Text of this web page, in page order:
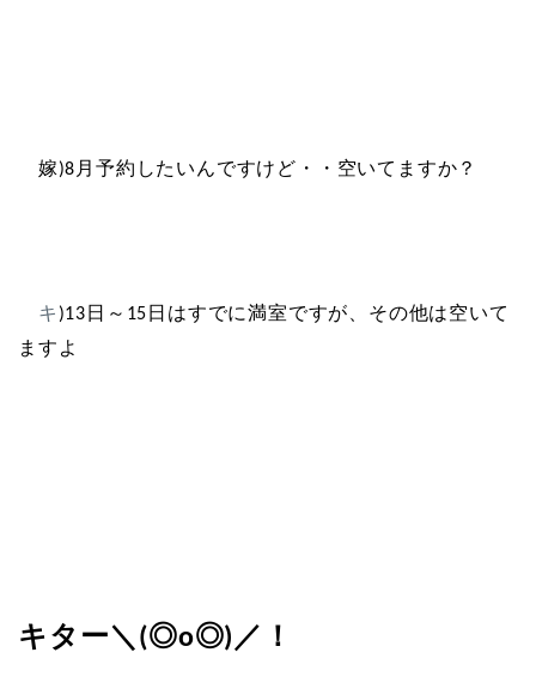
嫁)8 月予約したいんですけど・・空いてますか？
キ )13 日～ 15 日はすでに満室ですが、その他は空いて
ますよ
キター＼ (◎o◎) ／！